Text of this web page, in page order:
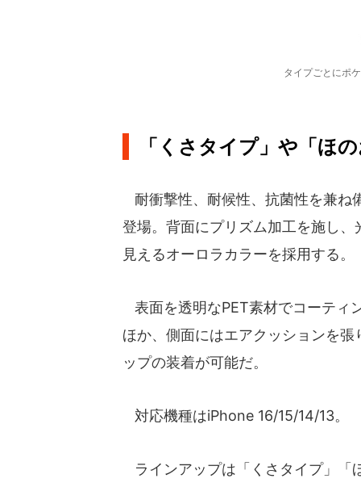
タイプごとにポ
「くさタイプ」や「ほ
耐衝撃性、耐候性、抗菌性を兼ね
登場。背面にプリズム加工を施し
見えるオーロラカラーを採用する。
表面を透明なPET素材でコーティ
ほか、側面にはエアクッションを
ップの装着が可能だ。
対応機種はiPhone 16/15/14/13。
ラインアップは「くさタイプ」「